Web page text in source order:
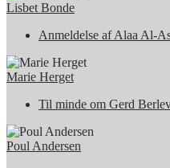
Lisbet Bonde
Anmeldelse af Alaa Al-
Marie Herget
Til minde om Gerd
Poul Andersen